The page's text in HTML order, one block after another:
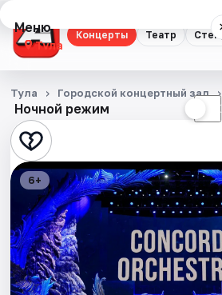
Концерты Театр
Меню
Тула
Концерты
Театр
Стендап
Выставки
Квесты
Экскурсии
Ночной режим ☾
Тула Городской концертный зал
6+